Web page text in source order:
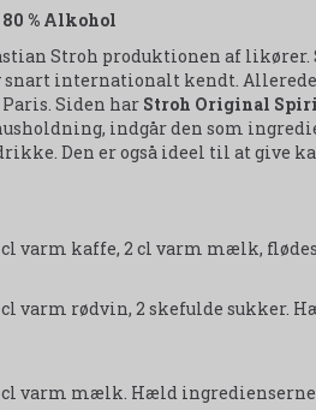
% Alkohol
Stroh produktionen af
internationalt kendt.
Siden har Stroh Original
indgår den som
Den er også ideel til at give
cl varm kaffe, 2 cl varm mælk,
cl varm rødvin, 2 skefulde sukker.
cl varm mælk. Hæld